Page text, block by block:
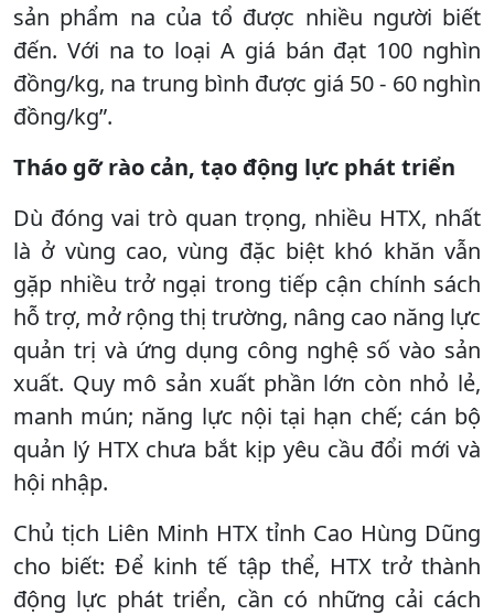
sản phẩm na của tổ được nhiều người biết
đến. Với na to loại A giá bán đạt 100 nghìn
đồng/kg, na trung bình được giá 50 - 60 nghìn
đồng/kg”.
Tháo gỡ rào cản, tạo động lực phát triển
Dù đóng vai trò quan trọng, nhiều HTX, nhất
là ở vùng cao, vùng đặc biệt khó khăn vẫn
gặp nhiều trở ngại trong tiếp cận chính sách
hỗ trợ, mở rộng thị trường, nâng cao năng lực
quản trị và ứng dụng công nghệ số vào sản
xuất. Quy mô sản xuất phần lớn còn nhỏ lẻ,
manh mún; năng lực nội tại hạn chế; cán bộ
quản lý HTX chưa bắt kịp yêu cầu đổi mới và
hội nhập.
Chủ tịch Liên Minh HTX tỉnh Cao Hùng Dũng
cho biết: Để kinh tế tập thể, HTX trở thành
động lực phát triển, cần có những cải cách